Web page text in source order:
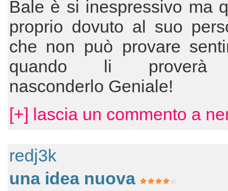
Bale è si inespressivo ma
proprio dovuto al suo
che non può provare
quando li proverà
nasconderlo Geniale!
[+] lascia un commento a
redj3k
una idea nuova